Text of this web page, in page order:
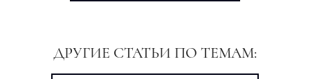
ДРУГИЕ СТАТЬИ ПО ТЕМАМ: